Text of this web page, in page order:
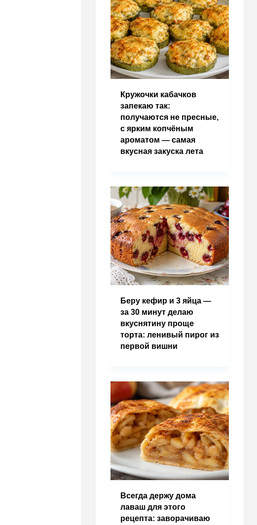
Кружочки кабачков
запекаю так:
получаются не пресные,
с ярким копчёным
ароматом — самая
вкусная закуска лета
Беру кефир и 3 яйца —
за 30 минут делаю
вкуснятину проще
торта: ленивый пирог из
первой вишни
Всегда держу дома
лаваш для этого
рецепта: заворачиваю